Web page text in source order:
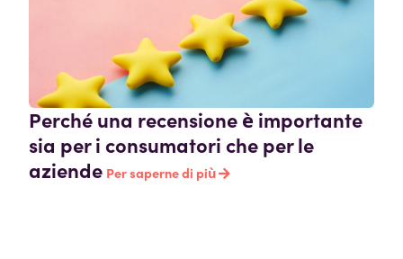
Perché una recensione è importante
sia per i consumatori che per le
aziende Per saperne di più